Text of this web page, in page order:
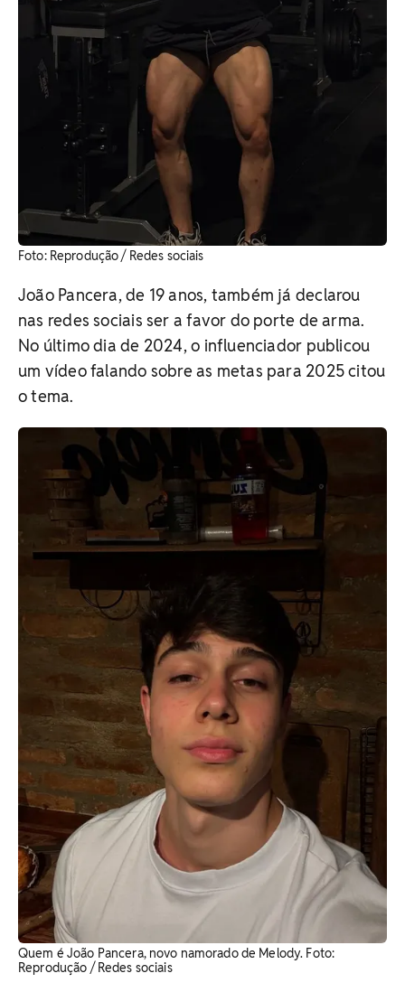
​Foto: Reprodução / Redes sociais
João Pancera, de 19 anos, também já declarou
nas redes sociais ser a favor do porte de arma.
No último dia de 2024, o influenciador publicou
um vídeo falando sobre as metas para 2025 citou
o tema.
Quem é João Pancera, novo namorado de Melody. ​Foto:
Reprodução / Redes sociais